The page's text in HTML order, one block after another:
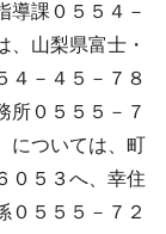
導課０５５４－
、山梨県富士・
４－４５－７８
所０５５５－７
については、町
０５３へ、幸住
０５５５－７２